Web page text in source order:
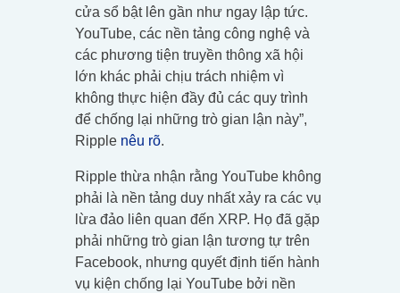
cửa sổ bật lên gần như ngay lập tức.
YouTube, các nền tảng công nghệ và
các phương tiện truyền thông xã hội
lớn khác phải chịu trách nhiệm vì
không thực hiện đầy đủ các quy trình
để chống lại những trò gian lận này”,
Ripple nêu rõ.
Ripple thừa nhận rằng YouTube không
phải là nền tảng duy nhất xảy ra các vụ
lừa đảo liên quan đến XRP. Họ đã gặp
phải những trò gian lận tương tự trên
Facebook, nhưng quyết định tiến hành
vụ kiện chống lại YouTube bởi nền